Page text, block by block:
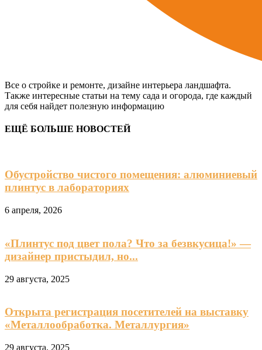
Все о стройке и ремонте, дизайне интерьера ландшафта.
Также интересные статьи на тему сада и огорода, где каждый
для себя найдет полезную информацию
ЕЩЁ БОЛЬШЕ НОВОСТЕЙ
Обустройство чистого помещения: алюминиевый
плинтус в лабораториях
6 апреля, 2026
«Плинтус под цвет пола? Что за безвкусица!» —
дизайнер пристыдил, но...
29 августа, 2025
Открыта регистрация посетителей на выставку
«Металлообработка. Металлургия»
29 августа, 2025